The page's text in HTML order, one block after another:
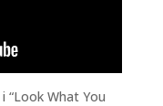
“Look What You